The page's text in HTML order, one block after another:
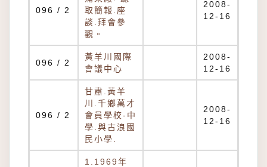
096 / 2
取簡報.座
談.拜會參
觀。
2008-
12-16
096 / 2
黃羊川國際
會議中心
2008-
12-16
096 / 2
甘肅.黃羊
川.千鄉萬才
會員學校-中
學.與古浪國
民小學.
2008-
12-16
1.1969年